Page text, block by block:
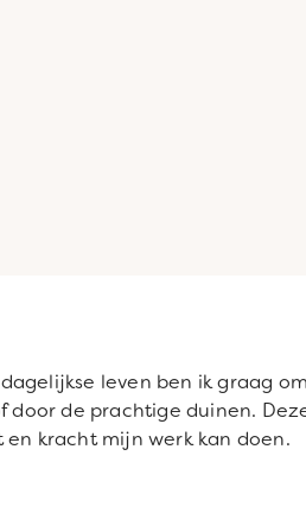
leven ben ik graag
door de prachtige duinen.
kracht mijn werk kan doen.